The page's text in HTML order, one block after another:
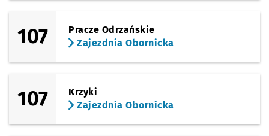
107
Pracze Odrzańskie
Zajezdnia Obornicka
107
Krzyki
Zajezdnia Obornicka